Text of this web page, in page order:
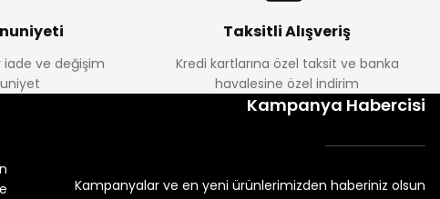
iade ve değişim
Taksitli Alışveriş
Kredi kartlarına özel taksit ve banka
havalesine özel indirim
Kampanya Habercisi
Kampanyalar ve en yeni ürünlerimizden haberiniz olsun